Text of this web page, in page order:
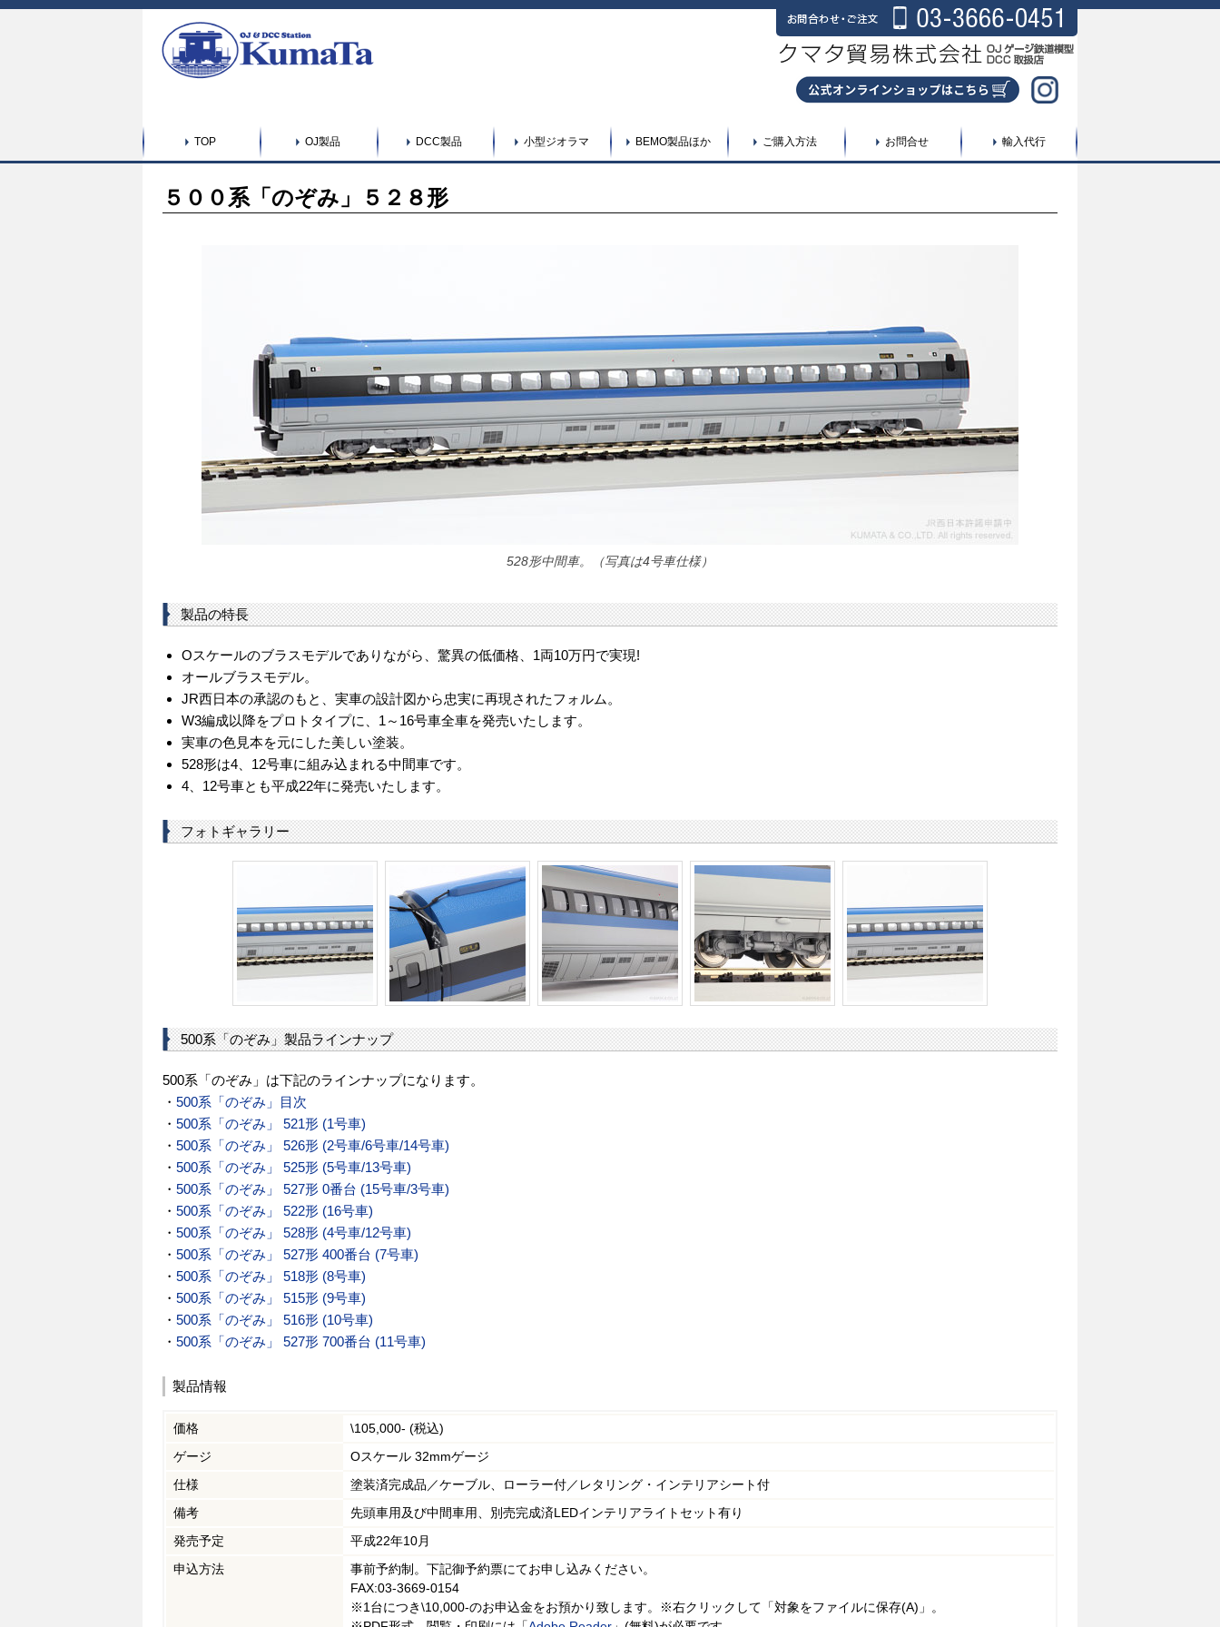
TOP OJ製品 DCC製品 小型ジオラマ BEMO製品ほか ご購入方法 お問合せ 輸入代行
５００系「のぞみ」５２８形
528形中間車。（写真は4号車仕様）
製品の特長
Oスケールのブラスモデルでありながら、驚異の低価格、1両10万円で実現!
オールブラスモデル。
JR西日本の承認のもと、実車の設計図から忠実に再現されたフォルム。
W3編成以降をプロトタイプに、1～16号車全車を発売いたします。
実車の色見本を元にした美しい塗装。
528形は4、12号車に組み込まれる中間車です。
4、12号車とも平成22年に発売いたします。
フォトギャラリー
500系「のぞみ」製品ラインナップ
500系「のぞみ」は下記のラインナップになります。
・ 500系「のぞみ」目次
・ 500系「のぞみ」 521形 (1号車)
・ 500系「のぞみ」 526形 (2号車/6号車/14号車)
・ 500系「のぞみ」 525形 (5号車/13号車)
・ 500系「のぞみ」 527形 0番台 (15号車/3号車)
・ 500系「のぞみ」 522形 (16号車)
・ 500系「のぞみ」 528形 (4号車/12号車)
・ 500系「のぞみ」 527形 400番台 (7号車)
・ 500系「のぞみ」 518形 (8号車)
・ 500系「のぞみ」 515形 (9号車)
・ 500系「のぞみ」 516形 (10号車)
・ 500系「のぞみ」 527形 700番台 (11号車)
製品情報
価格 \105,000- (税込)
ゲージ Oスケール 32mmゲージ
仕様 塗装済完成品／ケーブル、ローラー付／レタリング・インテリアシート付
備考 先頭車用及び中間車用、別売完成済LEDインテリアライトセット有り
発売予定 平成22年10月
申込方法
事前予約制。下記御予約票にてお申し込みください。
FAX:03-3669-0154
※1台につき\10,000-のお申込金をお預かり致します。※右クリックして「対象をファイルに保存(A)」。